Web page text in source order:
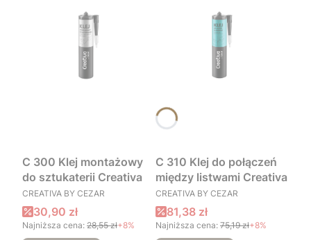
C 300 Klej montażowy
do sztukaterii Creativa
PRODUCENT
CREATIVA BY CEZAR
Cena promocyjna
30,90 zł
Najniższa cena: 28,55 zł+8%
C 310 Klej do połączeń
między listwami Creativa
PRODUCENT
CREATIVA BY CEZAR
Cena promocyjna
81,38 zł
Najniższa cena: 75,19 zł+8%